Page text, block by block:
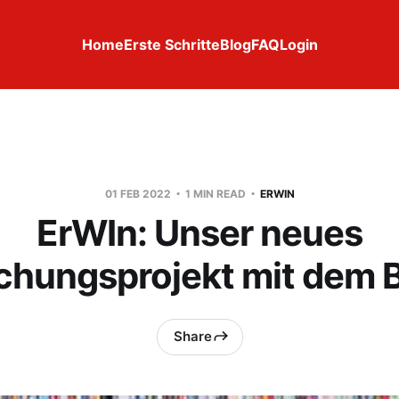
HomeErste SchritteBlogFAQLogin
01 FEB 2022 1 MIN READ ERWIN
ErWIn: Unser neues
mit dem
Share